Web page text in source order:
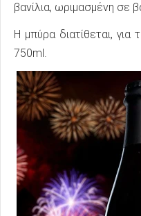
βανίλια, ωριμασμένη σε
Η μπύρα διατίθεται,
750ml.